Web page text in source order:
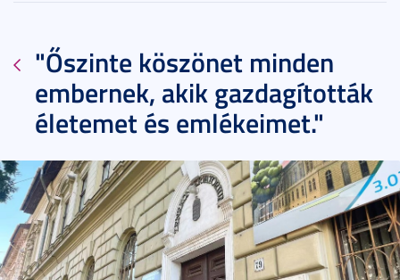
"Őszinte köszönet minden
embernek, akik gazdagították
életemet és emlékeimet."